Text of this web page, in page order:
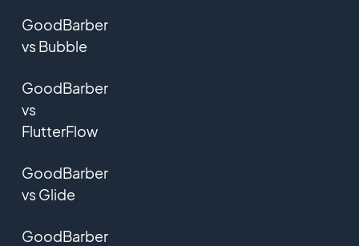
GoodBarber
vs Bubble
GoodBarber
vs
FlutterFlow
GoodBarber
vs Glide
GoodBarber